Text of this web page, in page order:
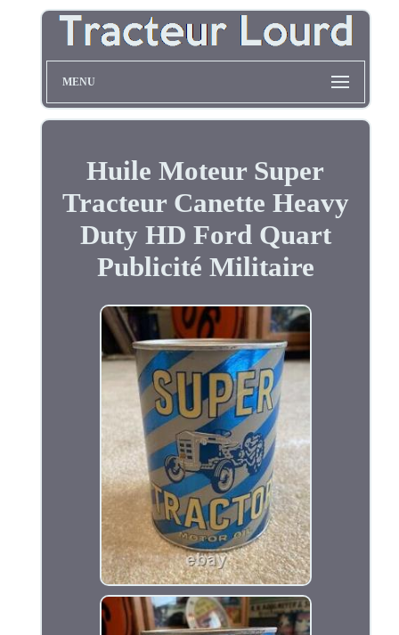
MENU
Huile Moteur Super
Tracteur Canette Heavy
Duty HD Ford Quart
Publicité Militaire